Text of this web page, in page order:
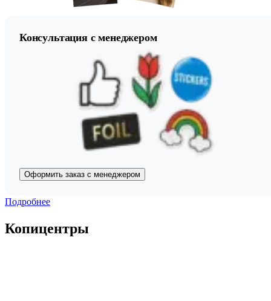
Консультация с менеджером
Оформить заказ с менеджером
Подробнее
Копицентры